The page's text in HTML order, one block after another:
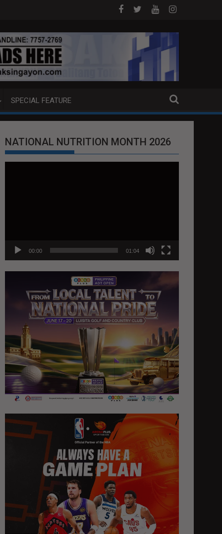
REQUEST NG U.S. LABAN KAY QUIBOLOY
MAHIGIT P21-M HALAGANG SMUGGLED
SPECIAL FEATURE
NATIONAL NUTRITION MONTH 2026
00:00 01:04